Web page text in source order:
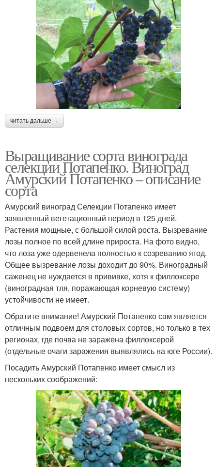
читать дальше →
Выращивание сорта винограда
селекции Потапенко. Виноград
Амурский Потапенко – описание
сорта
Амурский виноград Селекции Потапенко имеет
заявленный вегетационный период в 125 дней.
Растения мощные, с большой силой роста. Вызревание
лозы полное по всей длине прироста. На фото видно,
что лоза уже одервенела полностью к созреванию ягод.
Общее вызревание лозы доходит до 90%. Виноградный
саженец не нуждается в прививке, хотя к филлоксере
(виноградная тля, поражающая корневую систему)
устойчивости не имеет.
Обратите внимание! Амурский Потапенко сам является
отличным подвоем для столовых сортов, но только в тех
регионах, где почва не заражена филлоксерой
(отдельные очаги заражения выявлялись на юге России).
Посадить Амурский Потапенко имеет смысл из
нескольких соображений: